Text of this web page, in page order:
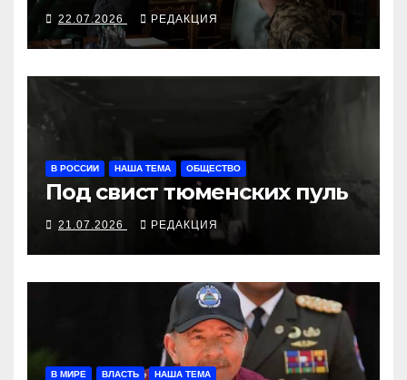
22.07.2026 РЕДАКЦИЯ
В РОССИИ НАША ТЕМА ОБЩЕСТВО
Под свист тюменских пуль
21.07.2026 РЕДАКЦИЯ
В МИРЕ ВЛАСТЬ НАША ТЕМА